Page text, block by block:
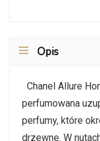
Opis
Chanel Allure
perfumowana
perfumy, które
drzewne. W